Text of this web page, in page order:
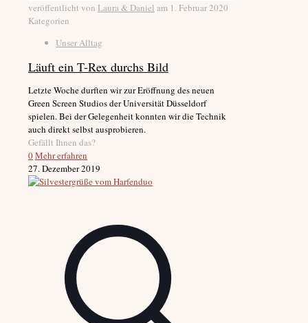
veröffentlicht von Laura & Daniel am 1. Februar 2020
Kategorien
Unser Alltag
Läuft ein T-Rex durchs Bild
Letzte Woche durften wir zur Eröffnung des neuen
Green Screen Studios der Universität Düsseldorf
spielen. Bei der Gelegenheit konnten wir die Technik
auch direkt selbst ausprobieren.
Gefällt Ihnen das?
0Mehr erfahren
27. Dezember 2019